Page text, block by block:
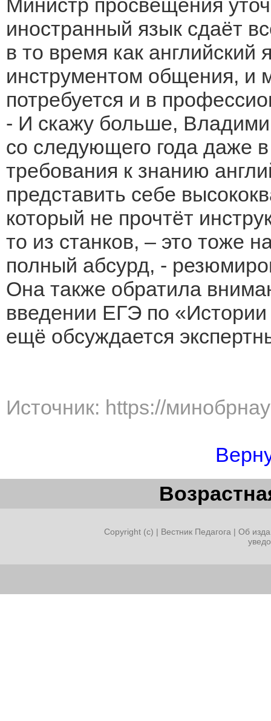
Министр просвещения
иностранный язык сдаёт
в то время как
инструментом общения, и
потребуется и в
- И скажу больше,
со следующего года даже
требования к знанию
представить себе
который не прочтёт
то из станков, – это тоже
полный абсурд, -
Она также обратила
введении ЕГЭ по
ещё обсуждается
Источник: https://
Copyright (c) | Вестник Педагога | Об